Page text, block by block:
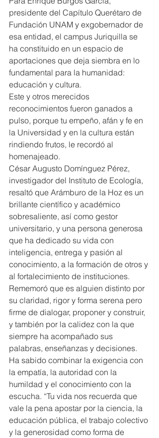
presidente del Capítulo Querétaro de
Fundación UNAM y exgobernador de
esa entidad, el campus Juriquilla se
ha constituido en un espacio de
aportaciones que deja siembra en lo
fundamental para la humanidad:
educación y cultura.
Este y otros merecidos
reconocimientos fueron ganados a
pulso, porque tu empeño, afán y fe en
la Universidad y en la cultura están
rindiendo frutos, le recordó al
homenajeado.
César Augusto Domínguez Pérez,
investigador del Instituto de Ecología,
resaltó que Arámburo de la Hoz es un
brillante científico y académico
sobresaliente, así como gestor
universitario, y una persona generosa
que ha dedicado su vida con
inteligencia, entrega y pasión al
conocimiento, a la formación de otros y
al fortalecimiento de instituciones.
Rememoró que es alguien distinto por
su claridad, rigor y forma serena pero
firme de dialogar, proponer y construir,
y también por la calidez con la que
siempre ha acompañado sus
palabras, enseñanzas y decisiones.
Ha sabido combinar la exigencia con
la empatía, la autoridad con la
humildad y el conocimiento con la
escucha. “Tu vida nos recuerda que
vale la pena apostar por la ciencia, la
educación pública, el trabajo colectivo
y la generosidad como forma de